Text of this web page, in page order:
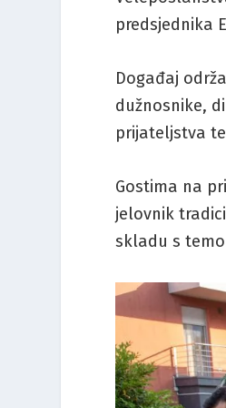
predsjednika
Događaj
dužnosnike,
prijateljstva
Gostima na
jelovnik
skladu s